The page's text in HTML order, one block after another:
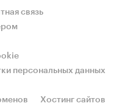
связь
персональных данных
Хостинг сайтов